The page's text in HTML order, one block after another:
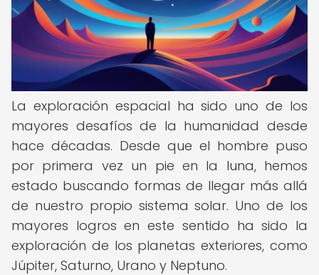
La exploración espacial ha sido uno de los
mayores desafíos de la humanidad desde
hace décadas. Desde que el hombre puso
por primera vez un pie en la luna, hemos
estado buscando formas de llegar más allá
de nuestro propio sistema solar. Uno de los
mayores logros en este sentido ha sido la
exploración de los planetas exteriores, como
Júpiter, Saturno, Urano y Neptuno.